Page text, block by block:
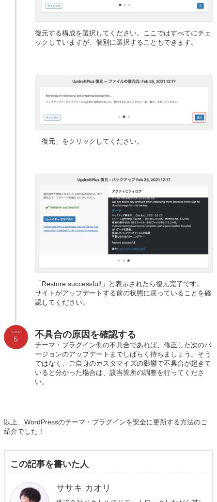
復元する構成を選択してください。ここではすべてにチェ
ックしていますが、個別に選択することもできます。
「復元」をクリックしてください。
「Restore successful!」と表示されたら復元完了です。
サイトがアップデートする前の状態に戻っていることを確
認してください。
不具合の原因を確認する
テーマ・プラグイン側の不具合であれば、修正した次のバ
ージョンのアップデートまでしばらく待ちましょう。そう
ではなく、ご自身のカスタマイズの影響で不具合が起きて
いると分かった場合は、該当箇所の調整を行ってくださ
い。
STEP
5
以上、WordPressのテーマ・プラグインを安全に更新する方法のご
紹介でした！
この記事を書いた人
ササキ カオリ